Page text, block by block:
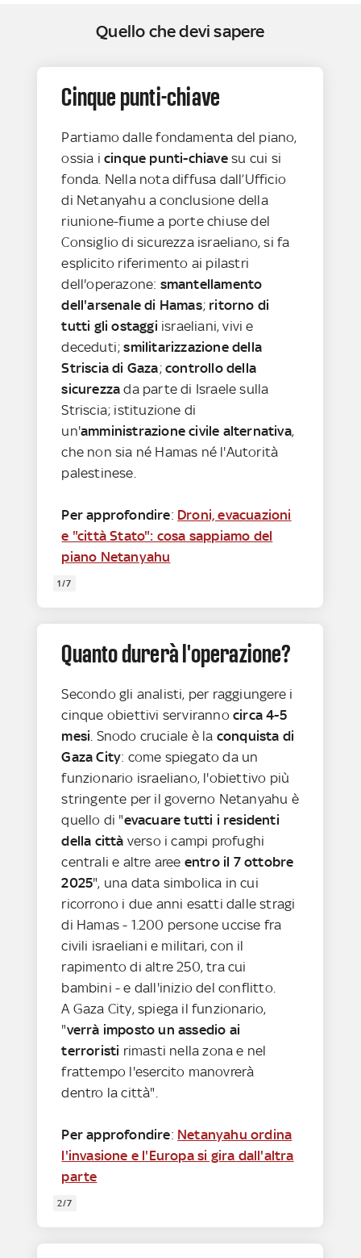
Quello che devi sapere
Cinque punti-chiave
Partiamo dalle fondamenta del piano,
ossia icinque punti-chiavesu cui si
fonda. Nella nota diffusa dall’Ufficio
di Netanyahu a conclusione della
riunione-fiume a porte chiuse del
Consiglio di sicurezza israeliano, si fa
esplicito riferimento ai pilastri
dell'operazone: smantellamento
dell'arsenale di Hamas; ritorno di
tutti gli ostaggi israeliani, vivi e
deceduti;smilitarizzazione della
Striscia di Gaza;controllo della
sicurezza da parte di Israele sulla
Striscia; istituzione di
un'amministrazione civile alternativa,
che non sia né Hamas né l'Autorità
palestinese.
Per approfondire: Droni, evacuazioni
e "città Stato": cosa sappiamo del
piano Netanyahu
1/7
Quanto durerà l'operazione?
Secondo gli analisti, per raggiungere i
cinque obiettivi servirannocirca 4-5
mesi . Snodo cruciale è la conquista di
Gaza City: come spiegato da un
funzionario israeliano, l'obiettivo più
stringente per il governo Netanyahu è
quello di "evacuare tutti i residenti
della città verso i campi profughi
centrali e altre aree entro il 7 ottobre
2025", una data simbolica in cui
ricorrono i due anni esatti dalle stragi
di Hamas - 1.200 persone uccise fra
civili israeliani e militari, con il
rapimento di altre 250, tra cui
bambini - e dall'inizio del conflitto.
A Gaza City, spiega il funzionario,
"verrà imposto un assedio ai
terroristi rimasti nella zona e nel
frattempo l'esercito manovrerà
dentro la città".
Per approfondire: Netanyahu ordina
l'invasione e l'Europa si gira dall'altra
parte
2/7